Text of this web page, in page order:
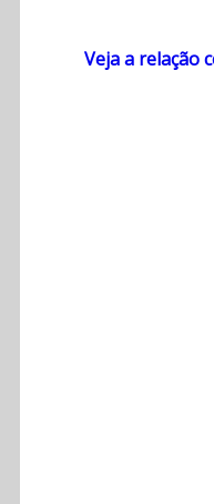
Veja a relação